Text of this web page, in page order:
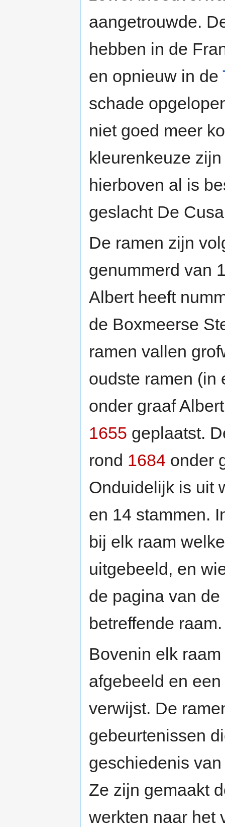
aangetrouwde.
hebben in de
en opnieuw in de
schade
niet goed meer
kleurenkeuze
hierboven al is
geslacht De
De ramen zijn
genummerd van
Albert heeft
de Boxmeerse
ramen vallen
oudste ramen (in
onder graaf
1655 geplaatst.
rond 1684 onder
Onduidelijk is uit
en 14 stammen.
bij elk raam
uitgebeeld, en
de pagina van
betreffende raam.
Bovenin elk
afgebeeld en
verwijst. De
gebeurtenissen
geschiedenis
Ze zijn gemaakt
werkten naar het